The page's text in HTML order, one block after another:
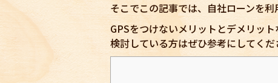
そこでこの記事では、自社ローンを
GPSをつけないメリットとデメリッ
検討している方はぜひ参考にしてくだ